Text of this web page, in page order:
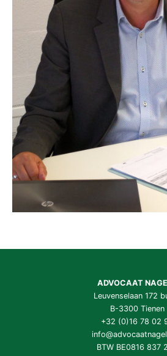
ADVOCAAT
Leuvenselaan 172
B-3300 Tienen
+32 (0)16 78 02
BTW BE0816 837